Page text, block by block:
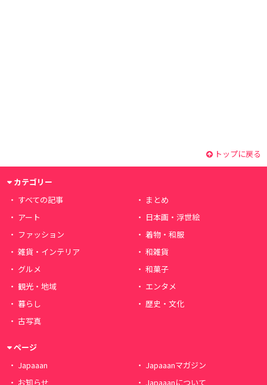
トップに戻る
カテゴリー
すべての記事
まとめ
アート
日本画・浮世絵
ファッション
着物・和服
雑貨・インテリア
和雑貨
グルメ
和菓子
観光・地域
エンタメ
暮らし
歴史・文化
古写真
ページ
Japaaan
Japaaanマガジン
お知らせ
Japaaanについて